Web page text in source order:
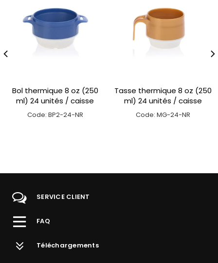
Tasse thermique 8 oz (250
ml) 24 unités / caisse
Code: MG-24-NR
Bol thermique 8 oz (250
ml) 24 unités / caisse
Code: BP2-24-NR
SERVICE CLIENT
FAQ
Téléchargements